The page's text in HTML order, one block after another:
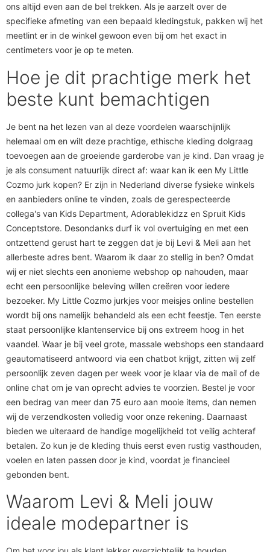
ons altijd even aan de bel trekken. Als je aarzelt over de
specifieke afmeting van een bepaald kledingstuk, pakken wij het
meetlint er in de winkel gewoon even bij om het exact in
centimeters voor je op te meten.
Hoe je dit prachtige merk het
beste kunt bemachtigen
Je bent na het lezen van al deze voordelen waarschijnlijk
helemaal om en wilt deze prachtige, ethische kleding dolgraag
toevoegen aan de groeiende garderobe van je kind. Dan vraag je
je als consument natuurlijk direct af: waar kan ik een My Little
Cozmo jurk kopen? Er zijn in Nederland diverse fysieke winkels
en aanbieders online te vinden, zoals de gerespecteerde
collega's van Kids Department, Adorablekidzz en Spruit Kids
Conceptstore. Desondanks durf ik vol overtuiging en met een
ontzettend gerust hart te zeggen dat je bij Levi & Meli aan het
allerbeste adres bent. Waarom ik daar zo stellig in ben? Omdat
wij er niet slechts een anonieme webshop op nahouden, maar
echt een persoonlijke beleving willen creëren voor iedere
bezoeker. My Little Cozmo jurkjes voor meisjes online bestellen
wordt bij ons namelijk behandeld als een echt feestje. Ten eerste
staat persoonlijke klantenservice bij ons extreem hoog in het
vaandel. Waar je bij veel grote, massale webshops een standaard
geautomatiseerd antwoord via een chatbot krijgt, zitten wij zelf
persoonlijk zeven dagen per week voor je klaar via de mail of de
online chat om je van oprecht advies te voorzien. Bestel je voor
een bedrag van meer dan 75 euro aan mooie items, dan nemen
wij de verzendkosten volledig voor onze rekening. Daarnaast
bieden we uiteraard de handige mogelijkheid tot veilig achteraf
betalen. Zo kun je de kleding thuis eerst even rustig vasthouden,
voelen en laten passen door je kind, voordat je financieel
gebonden bent.
Waarom Levi & Meli jouw
ideale modepartner is